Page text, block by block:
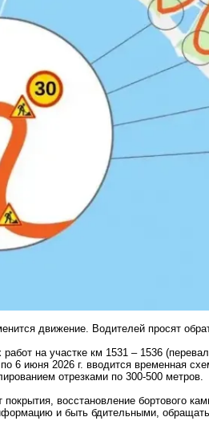
движение. Водителей просят
на участке км 1531 – 1536
6 июня 2026 г. вводится временная
отрезками по 300-500 метров.
восстановление бортового
и быть бдительными,